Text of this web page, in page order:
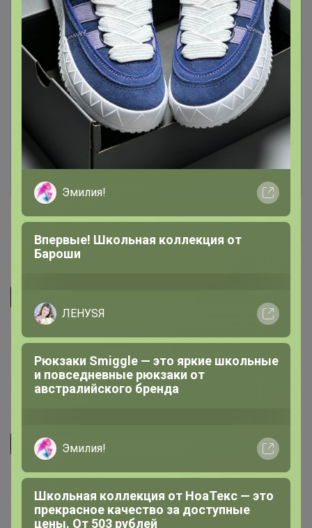
Чтобы написать комментарий необходимо
авторизоваться на сайте!
Это займет меньше минуты
Войти Зарегистрироваться
Присоединяйтесь в наш чат. Помощь в подборе
размера, делимся отзывами, хвастаемся покупками,
выкладываем видеообзоры здесь24-ok.ru/r.pIdA
27 февраля, 2025 22:18
СЛАДКАЯ
Эмилия!
Впервые! Школьная коллекция от
Бароши
ЛЕНУSЯ
Рюкзаки Smiggle — это яркие школьные
и повседневные рюкзаки от
австралийского бренда
Эмилия!
Школьная коллекция от НоаТекс — это
прекрасное качество за доступные
цены. От 503 рублей